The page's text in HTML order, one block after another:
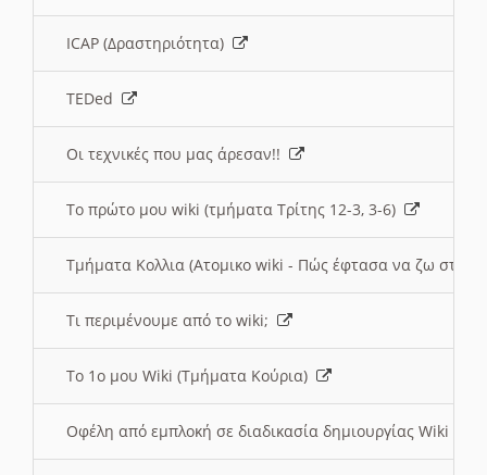
ICAP (Δραστηριότητα)
TEDed
Οι τεχνικές που μας άρεσαν!!
Το πρώτο μου wiki (τμήματα Τρίτης 12-3, 3-6)
Τμήματα Κολλια (Ατομικο wiki - Πώς έφτασα να ζω στην
Τι περιμένουμε από το wiki;
Το 1ο μου Wiki (Τμήματα Κούρια)
Οφέλη από εμπλοκή σε διαδικασία δημιουργίας Wiki